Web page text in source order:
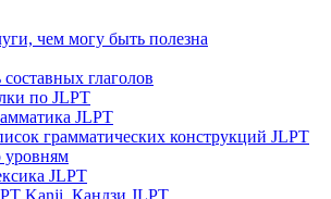
чем могу быть полезна
глаголов
по JLPT
JLPT
грамматических конструкций JLPT
уровням
JLPT
Kanji. Кандзи JLPT